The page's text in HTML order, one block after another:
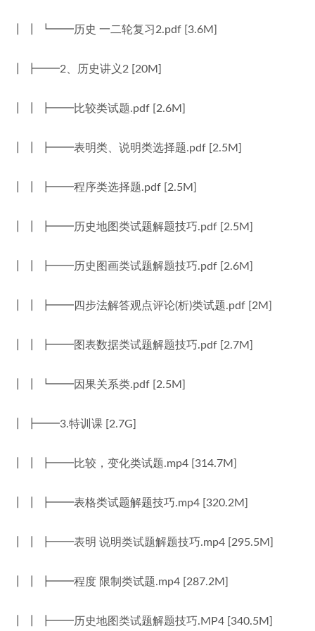
┃ ┃ ┗━━历史 一二轮复习2.pdf [3.6M]
┃ ┣━━2、历史讲义2 [20M]
┃ ┃ ┣━━比较类试题.pdf [2.6M]
┃ ┃ ┣━━表明类、说明类选择题.pdf [2.5M]
┃ ┃ ┣━━程序类选择题.pdf [2.5M]
┃ ┃ ┣━━历史地图类试题解题技巧.pdf [2.5M]
┃ ┃ ┣━━历史图画类试题解题技巧.pdf [2.6M]
┃ ┃ ┣━━四步法解答观点评论(析)类试题.pdf [2M]
┃ ┃ ┣━━图表数据类试题解题技巧.pdf [2.7M]
┃ ┃ ┗━━因果关系类.pdf [2.5M]
┃ ┣━━3.特训课 [2.7G]
┃ ┃ ┣━━比较，变化类试题.mp4 [314.7M]
┃ ┃ ┣━━表格类试题解题技巧.mp4 [320.2M]
┃ ┃ ┣━━表明 说明类试题解题技巧.mp4 [295.5M]
┃ ┃ ┣━━程度 限制类试题.mp4 [287.2M]
┃ ┃ ┣━━历史地图类试题解题技巧.MP4 [340.5M]